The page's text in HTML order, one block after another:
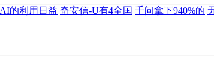
的利用日益 奇安信-U有4全国 千问拿下940%的